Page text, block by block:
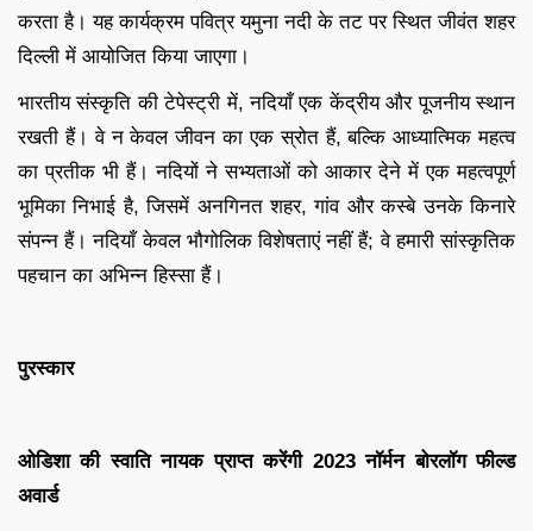
करता है। यह कार्यक्रम पवित्र यमुना नदी के तट पर स्थित जीवंत शहर
दिल्ली में आयोजित किया जाएगा।
भारतीय संस्कृति की टेपेस्ट्री में, नदियाँ एक केंद्रीय और पूजनीय स्थान
रखती हैं। वे न केवल जीवन का एक स्रोत हैं, बल्कि आध्यात्मिक महत्व
का प्रतीक भी हैं। नदियों ने सभ्यताओं को आकार देने में एक महत्वपूर्ण
भूमिका निभाई है, जिसमें अनगिनत शहर, गांव और कस्बे उनके किनारे
संपन्न हैं। नदियाँ केवल भौगोलिक विशेषताएं नहीं हैं; वे हमारी सांस्कृतिक
पहचान का अभिन्न हिस्सा हैं।
पुरस्कार
ओडिशा की स्वाति नायक प्राप्त करेंगी 2023 नॉर्मन बोरलॉग फील्ड
अवार्ड